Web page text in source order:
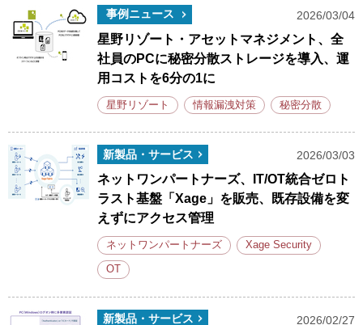
事例ニュース 2026/03/04
星野リゾート・アセットマネジメント、全
社員のPCに秘密分散ストレージを導入、運
用コストを6分の1に
星野リゾート 情報漏洩対策 秘密分散
新製品・サービス 2026/03/03
ネットワンパートナーズ、IT/OT統合ゼロト
ラスト基盤「Xage」を販売、既存設備を変
えずにアクセス管理
ネットワンパートナーズ Xage Security
OT
新製品・サービス 2026/02/27